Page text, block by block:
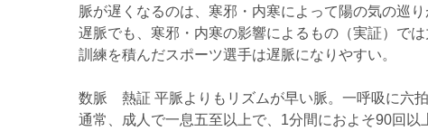
脈が遅くなるのは、寒邪・内寒によって陽の気の巡
遅脈でも、寒邪・内寒の影響によるもの（実証）で
訓練を積んだスポーツ選手は遅脈になりやすい。
数脈 熱証 平脈よりもリズムが早い脈。一呼吸に六
通常、成人で一息五至以上で、1分間におよそ90回以